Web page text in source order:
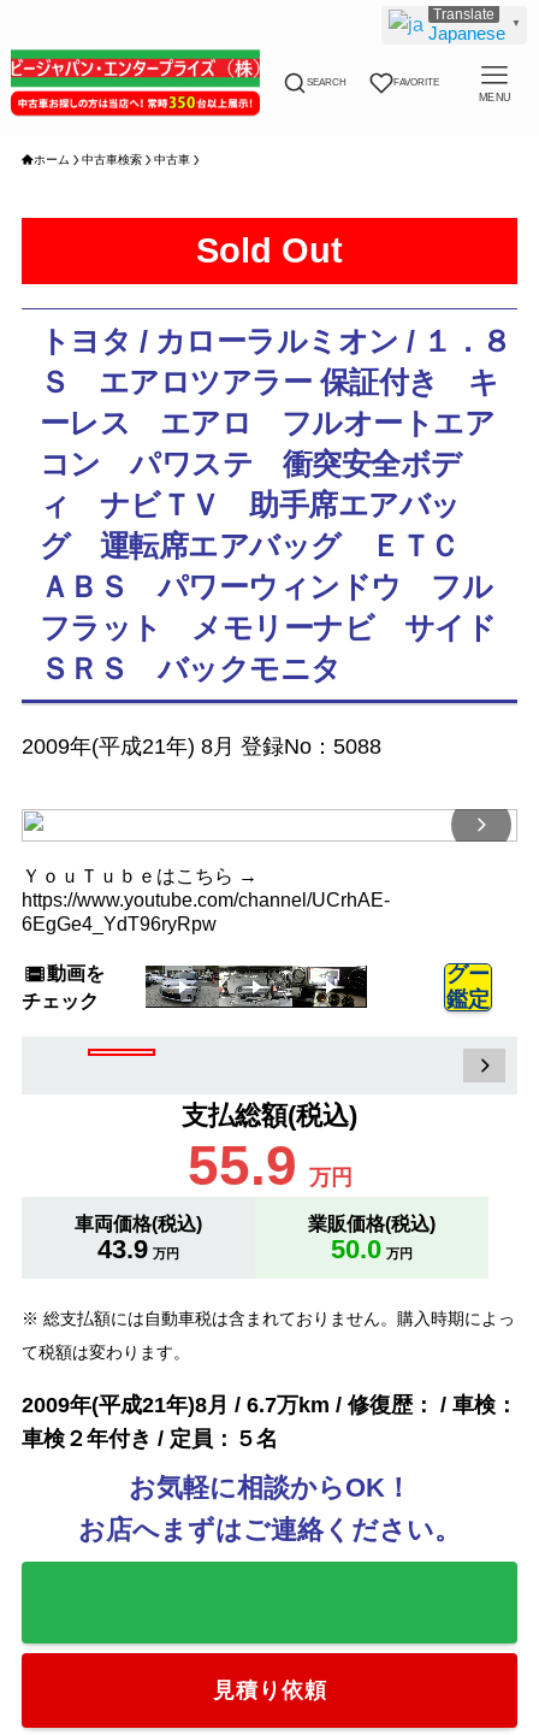
SEARCH FAVORITE
MENU
ホーム 中古車検索 中古車
Sold Out
トヨタ / カローラルミオン / １．８
Ｓ エアロツアラー 保証付き キ
ーレス エアロ フルオートエア
コン パワステ 衝突安全ボデ
ィ ナビＴＶ 助手席エアバッ
グ 運転席エアバッグ ＥＴＣ
ＡＢＳ パワーウィンドウ フル
フラット メモリーナビ サイド
ＳＲＳ バックモニタ
2009年(平成21年) 8月 登録No：5088
ＹｏｕＴｕｂｅはこちら →
https://www.youtube.com/channel/UCrhAE-
6EgGe4_YdT96ryRpw
動画を
チェック
グー
鑑定
支払総額(税込)
55.9 万円
車両価格(税込)
43.9 万円
業販価格(税込)
50.0 万円
※ 総支払額には自動車税は含まれておりません。購入時期によっ
て税額は変わります。
2009年(平成21年)8月 / 6.7万km / 修復歴： / 車検：
車検２年付き / 定員：５名
お気軽に相談からOK！
お店へまずはご連絡ください。
見積り依頼
Japanese ▼